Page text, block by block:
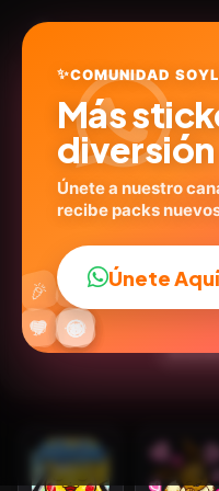
The Pokémon
30stickers 🎮Juegos
😎
😂
🔥
💬
❤️ ✨
🤩
😜
🎉 👍
✨COMUNIDAD
Más
diversión
Únete a nuestro
recibe packs
Únete